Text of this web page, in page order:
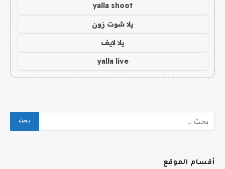
yalla shoot
يلا شوت زون
يلا لايف
yalla live
أقسام الموقع